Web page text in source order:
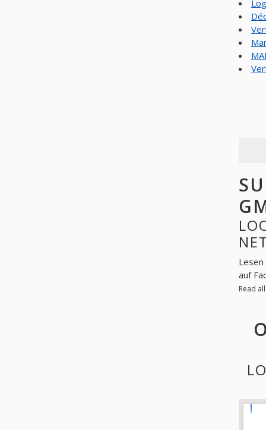
auf
Read